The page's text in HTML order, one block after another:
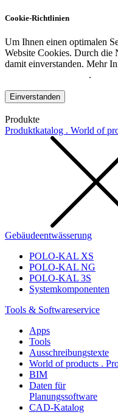
Cookie-Richtlinien
Um Ihnen einen optimalen
Website Cookies. Durch die
damit einverstanden. Mehr
.
Einverstanden
Produkte
Produktkatalog . World of
Gebäudeentwässerung
POLO-KAL XS
POLO-KAL NG
POLO-KAL 3S
Systemkomponenten
Tools & Softwareservice
Apps
Tools
Ausschreibungstexte
World of products .
BIM
Daten für
Planungssoftware
CAD-Katalog